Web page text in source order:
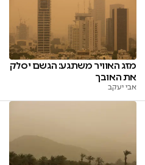
מזג האוויר משתגע: הגשם יסלק
את האובך
אבי יעקב